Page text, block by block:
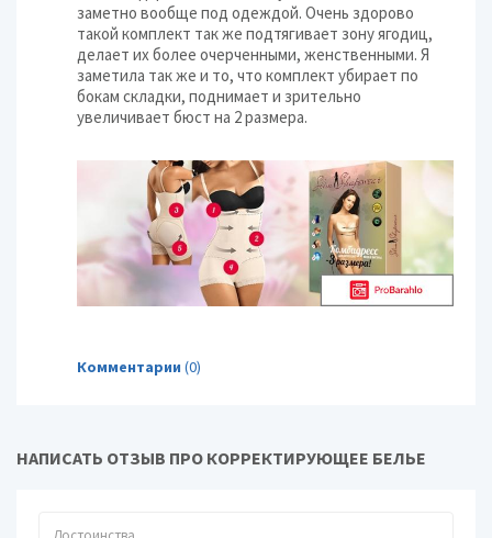
заметно вообще под одеждой. Очень здорово
такой комплект так же подтягивает зону ягодиц,
делает их более очерченными, женственными. Я
заметила так же и то, что комплект убирает по
бокам складки, поднимает и зрительно
увеличивает бюст на 2 размера.
Комментарии (0)
НАПИСАТЬ ОТЗЫВ ПРО КОРРЕКТИРУЮЩЕЕ БЕЛЬЕ